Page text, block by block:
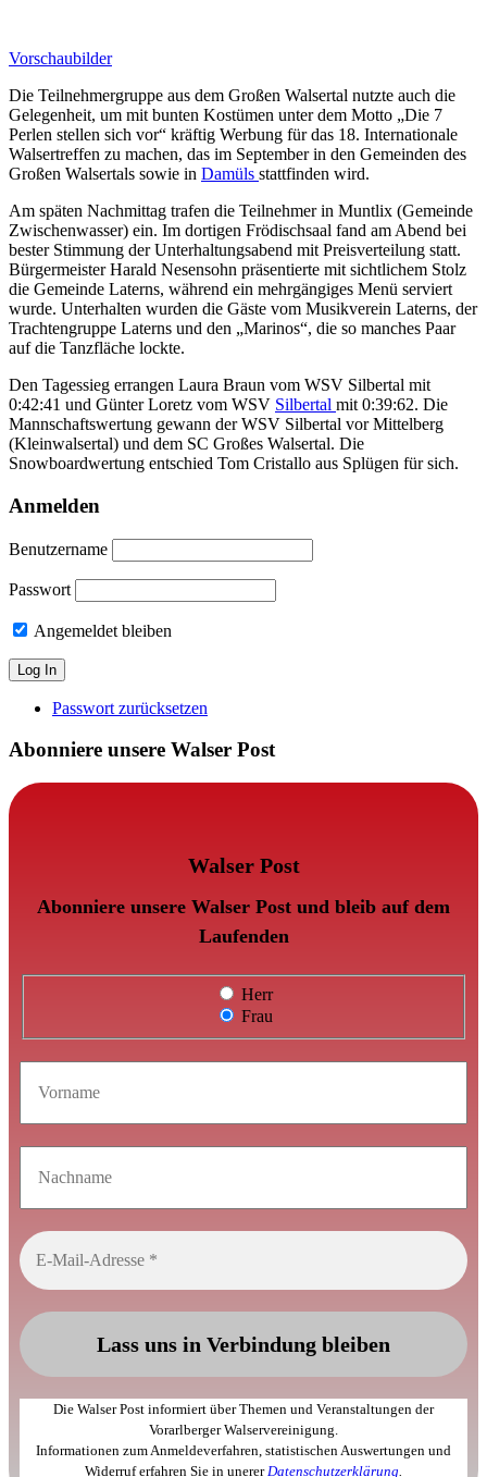
Vorschaubilder
Die Teilnehmergruppe aus dem Großen Walsertal nutzte auch die
Gelegenheit, um mit bunten Kostümen unter dem Motto „Die 7
Perlen stellen sich vor“ kräftig Werbung für das 18. Internationale
Walsertreffen zu machen, das im September in den Gemeinden des
Großen Walsertals sowie in Damüls stattfinden wird.
Am späten Nachmittag trafen die Teilnehmer in Muntlix (Gemeinde
Zwischenwasser) ein. Im dortigen Frödischsaal fand am Abend bei
bester Stimmung der Unterhaltungsabend mit Preisverteilung statt.
Bürgermeister Harald Nesensohn präsentierte mit sichtlichem Stolz
die Gemeinde Laterns, während ein mehrgängiges Menü serviert
wurde. Unterhalten wurden die Gäste vom Musikverein Laterns, der
Trachtengruppe Laterns und den „Marinos“, die so manches Paar
auf die Tanzfläche lockte.
Den Tagessieg errangen Laura Braun vom WSV Silbertal mit
0:42:41 und Günter Loretz vom WSV Silbertal mit 0:39:62. Die
Mannschaftswertung gewann der WSV Silbertal vor Mittelberg
(Kleinwalsertal) und dem SC Großes Walsertal. Die
Snowboardwertung entschied Tom Cristallo aus Splügen für sich.
Anmelden
Benutzername
Passwort
Angemeldet bleiben
Passwort zurücksetzen
Abonniere unsere Walser Post
Walser Post
Abonniere unsere Walser Post und bleib auf dem
Laufenden
Herr
Frau
Die Walser Post informiert über Themen und Veranstaltungen der
Vorarlberger Walservereinigung.
Informationen zum Anmeldeverfahren, statistischen Auswertungen und
Widerruf erfahren Sie in unerer Datenschutzerklärung